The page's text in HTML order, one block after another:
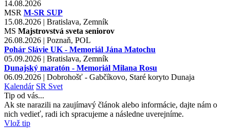
14.08.2026
MSR M-SR SUP
15.08.2026 | Bratislava, Zemník
MS Majstrovstvá sveta seniorov
26.08.2026 | Poznaň, POL
Pohár Slávie UK - Memoriál Jána Matochu
05.09.2026 | Bratislava, Zemník
Dunajský maratón - Memoriál Milana Rosu
06.09.2026 | Dobrohošť - Gabčíkovo, Staré koryto Dunaja
Kalendár SR Svet
Tip od vás...
Ak ste narazili na zaujímavý článok alebo informácie, dajte nám o
nich vedieť, radi ich spracujeme a následne uverejníme.
Vlož tip